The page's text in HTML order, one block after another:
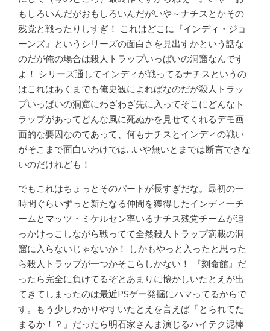
もしろいんだがおもしろいんだがいや～ナチスとかその
残党と戦ったりしすぎ！ これはどこに『インディ・ジョ
ーンズ』というシリーズの面白さを見出すかという話な
のだが俺の場合は殺人トラップいっぱいの洞窟なんです
よ！ シリーズ通してインディが戦ってるナチスというの
はこれはあくまでも俺史観によればなのだが殺人トラッ
プいっぱいの洞窟にわざわざ先に入ってそこにどんなト
ラップがあってどんな風に死ぬかを見せてくれるデモ画
面的な要因なのであって、何もナチスとインディの戦い
がそこまで面白いわけでは…いや無いとまでは断言できな
いのだけれども！
でもこれはちょっとそのパートが長すぎだな。最初の一
時間ぐらいずっと新たなる仲間を獲得したインディ一チ
ームとマッツ・ミケルセン率いるナチス残党チームが追
っかけっこしながら戦ってて全然殺人トラップ満載の洞
窟に入らないじゃないか！ しかもやっと入ったと思った
ら殺人トラップが一つかそこらしかない！ 『刻命館』だ
ったら完全に負けてるぞとあまりに懐かしいたとえが出
てきてしまったのは最近PSゲー発掘にハマってるからで
す。もう少しわかりやすいたとえを言えば『とられてた
まるか！？』だったら明石家さんま演じるハイテク泥棒